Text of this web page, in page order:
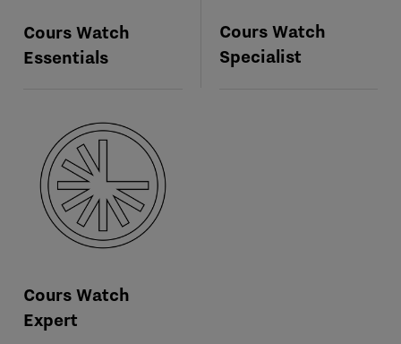
Cours Watch
Essentials
Cours Watch
Specialist
Cours Watch
Expert